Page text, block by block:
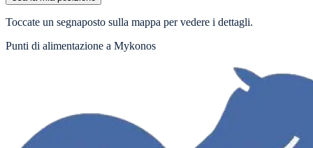
Toccate un segnaposto sulla mappa per vedere i dettagli.
Punti di alimentazione a Mykonos